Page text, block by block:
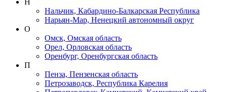
Нальчик, Кабардино-Балкарская Республика
Нарьян-Мар, Ненецкий автономный округ
О
Омск, Омская область
Орел, Орловская область
Оренбург, Оренбургская область
П
Пенза, Пензенская область
Петрозаводск, Республика Карелия